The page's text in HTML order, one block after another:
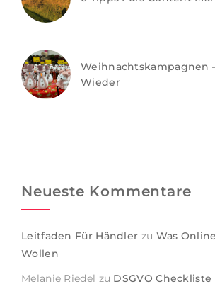
Weihnachtskampagnen
Wieder
Neueste Kommentare
Leitfaden Für Händler zu Was
Wollen
Melanie Riedel zu DSGVO